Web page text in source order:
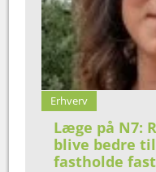
Erhverv
Læge på N7:
blive bedre
fastholde